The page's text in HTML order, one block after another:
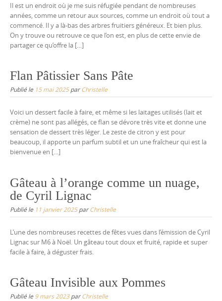
Il est un endroit où je me suis réfugiée pendant de nombreuses
années, comme un retour aux sources, comme un endroit où tout a
commencé. Il y a là-bas des arbres fruitiers généreux. Et bien plus.
On y trouve ou retrouve ce que l’on est, en plus de cette envie de
partager ce qu’offre la […]
Flan Pâtissier Sans Pâte
Publié le 15 mai 2025parChristelle
Voici un dessert facile à faire, et même si les laitages utilisés (lait et
crème) ne sont pas allégés, ce flan se dévore très vite et donne une
sensation de dessert très léger. Le zeste de citron y est pour
beaucoup, il apporte un parfum subtil et un une fraîcheur qui est la
bienvenue en […]
Gâteau à l’orange comme un nuage,
de Cyril Lignac
Publié le 11 janvier 2025parChristelle
L’une des nombreuses recettes de fêtes vues dans l’émission de Cyril
Lignac sur M6 à Noël. Un gâteau tout doux et fruité, rapide et super
facile à faire, à déguster frais.
Gâteau Invisible aux Pommes
Publié le 9 mars 2023parChristelle